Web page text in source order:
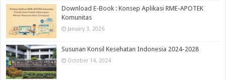
Download E-Book : Konsep Aplikasi RME-APOTEK
Komunitas
January 3, 2026
Susunan Konsil Kesehatan Indonesia 2024-2028
October 14, 2024